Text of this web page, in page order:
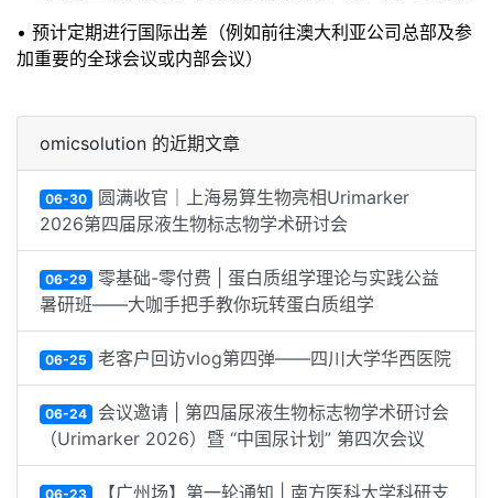
• 预计定期进行国际出差（例如前往澳大利亚公司总部及参
加重要的全球会议或内部会议）
omicsolution 的近期文章
06-30 圆满收官｜上海易算生物亮相Urimarker
2026第四届尿液生物标志物学术研讨会
06-29 零基础-零付费 | 蛋白质组学理论与实践公益
暑研班——大咖手把手教你玩转蛋白质组学
06-25 老客户回访vlog第四弹——四川大学华西医院
06-24 会议邀请 | 第四届尿液生物标志物学术研讨会
（Urimarker 2026）暨 “中国尿计划” 第四次会议
06-23 【广州场】第一轮通知 | 南方医科大学科研支